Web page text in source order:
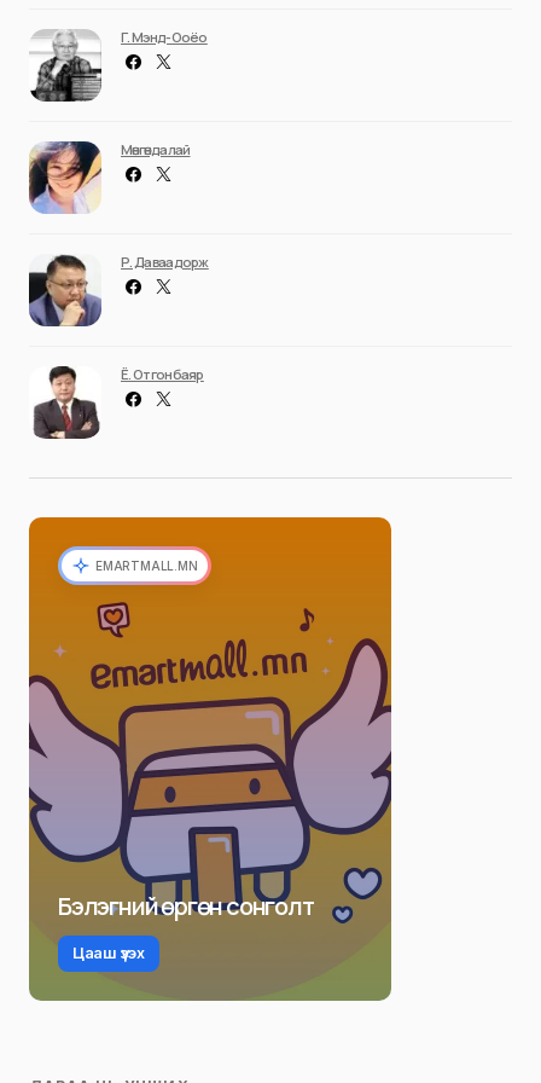
Г. Мэнд-Ооёо
Мөнгөндалай
Р. Даваадорж
Ё. Отгонбаяр
EMARTMALL.MN
Бэлэгний өргөн сонголт
Цааш үзэх